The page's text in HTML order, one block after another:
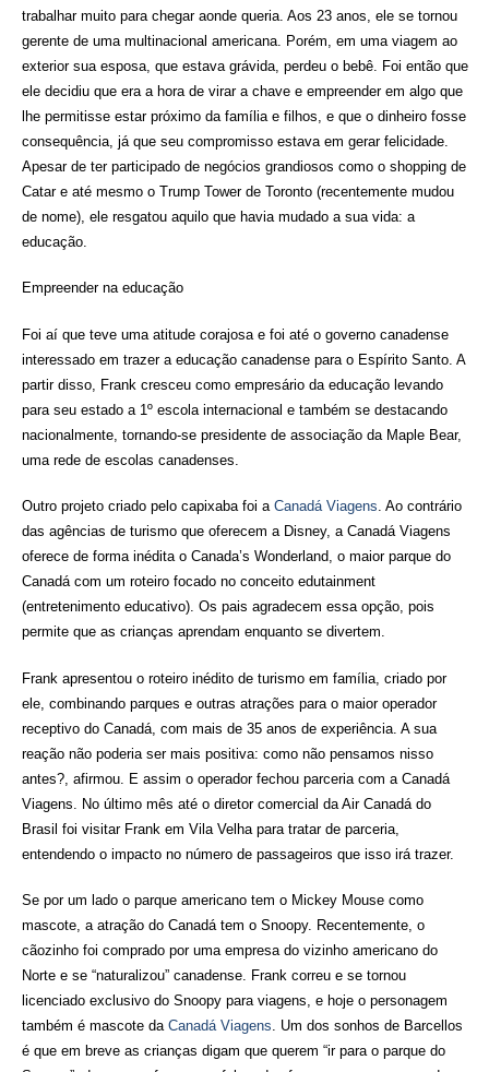
trabalhar muito para chegar aonde queria. Aos 23 anos, ele se tornou
gerente de uma multinacional americana. Porém, em uma viagem ao
exterior sua esposa, que estava grávida, perdeu o bebê. Foi então que
ele decidiu que era a hora de virar a chave e empreender em algo que
lhe permitisse estar próximo da família e filhos, e que o dinheiro fosse
consequência, já que seu compromisso estava em gerar felicidade.
Apesar de ter participado de negócios grandiosos como o shopping de
Catar e até mesmo o Trump Tower de Toronto (recentemente mudou
de nome), ele resgatou aquilo que havia mudado a sua vida: a
educação.
Empreender na educação
Foi aí que teve uma atitude corajosa e foi até o governo canadense
interessado em trazer a educação canadense para o Espírito Santo. A
partir disso, Frank cresceu como empresário da educação levando
para seu estado a 1º escola internacional e também se destacando
nacionalmente, tornando-se presidente de associação da Maple Bear,
uma rede de escolas canadenses.
Outro projeto criado pelo capixaba foi a Canadá Viagens. Ao contrário
das agências de turismo que oferecem a Disney, a Canadá Viagens
oferece de forma inédita o Canada’s Wonderland, o maior parque do
Canadá com um roteiro focado no conceito edutainment
(entretenimento educativo). Os pais agradecem essa opção, pois
permite que as crianças aprendam enquanto se divertem.
Frank apresentou o roteiro inédito de turismo em família, criado por
ele, combinando parques e outras atrações para o maior operador
receptivo do Canadá, com mais de 35 anos de experiência. A sua
reação não poderia ser mais positiva: como não pensamos nisso
antes?, afirmou. E assim o operador fechou parceria com a Canadá
Viagens. No último mês até o diretor comercial da Air Canadá do
Brasil foi visitar Frank em Vila Velha para tratar de parceria,
entendendo o impacto no número de passageiros que isso irá trazer.
Se por um lado o parque americano tem o Mickey Mouse como
mascote, a atração do Canadá tem o Snoopy. Recentemente, o
cãozinho foi comprado por uma empresa do vizinho americano do
Norte e se “naturalizou” canadense. Frank correu e se tornou
licenciado exclusivo do Snoopy para viagens, e hoje o personagem
também é mascote da Canadá Viagens. Um dos sonhos de Barcellos
é que em breve as crianças digam que querem “ir para o parque do